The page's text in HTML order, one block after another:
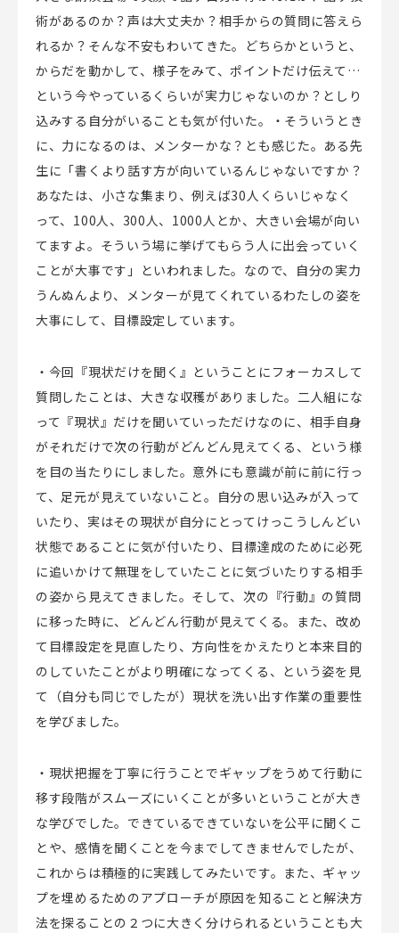
術があるのか？声は大丈夫か？相手からの質問に答えら
れるか？そんな不安もわいてきた。どちらかというと、
からだを動かして、様子をみて、ポイントだけ伝えて…
という今やっているくらいが実力じゃないのか？としり
込みする自分がいることも気が付いた。・そういうとき
に、力になるのは、メンターかな？とも感じた。ある先
生に「書くより話す方が向いているんじゃないですか？
あなたは、小さな集まり、例えば30人くらいじゃなく
って、100人、300人、1000人とか、大きい会場が向い
てますよ。そういう場に挙げてもらう人に出会っていく
ことが大事です」といわれました。なので、自分の実力
うんぬんより、メンターが見てくれているわたしの姿を
大事にして、目標設定しています。
・今回『現状だけを聞く』ということにフォーカスして
質問したことは、大きな収穫がありました。二人組にな
って『現状』だけを聞いていっただけなのに、相手自身
がそれだけで次の行動がどんどん見えてくる、という様
を目の当たりにしました。意外にも意識が前に前に行っ
て、足元が見えていないこと。自分の思い込みが入って
いたり、実はその現状が自分にとってけっこうしんどい
状態であることに気が付いたり、目標達成のために必死
に追いかけて無理をしていたことに気づいたりする相手
の姿から見えてきました。そして、次の『行動』の質問
に移った時に、どんどん行動が見えてくる。また、改め
て目標設定を見直したり、方向性をかえたりと本来目的
のしていたことがより明確になってくる、という姿を見
て（自分も同じでしたが）現状を洗い出す作業の重要性
を学びました。
・現状把握を丁寧に行うことでギャップをうめて行動に
移す段階がスムーズにいくことが多いということが大き
な学びでした。できているできていないを公平に聞くこ
とや、感情を聞くことを今までしてきませんでしたが、
これからは積極的に実践してみたいです。また、ギャッ
プを埋めるためのアプローチが原因を知ることと解決方
法を探ることの２つに大きく分けられるということも大